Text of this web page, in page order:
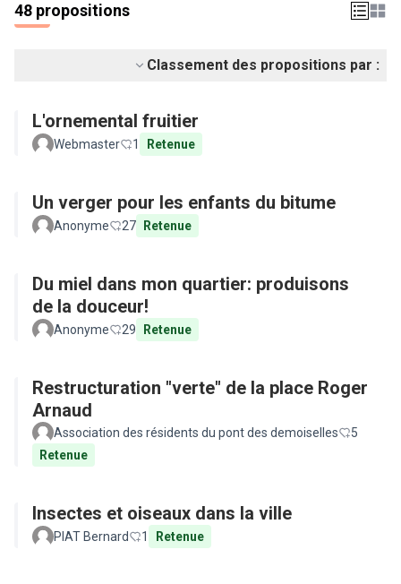
48 propositions
Classement des propositions par :
L'ornemental fruitier
Webmaster 1 Retenue
Un verger pour les enfants du bitume
Anonyme 27 Retenue
Du miel dans mon quartier: produisons
de la douceur!
Anonyme 29 Retenue
Restructuration "verte" de la place Roger
Arnaud
Association des résidents du pont des demoiselles
5
Retenue
Insectes et oiseaux dans la ville
PIAT Bernard 1 Retenue